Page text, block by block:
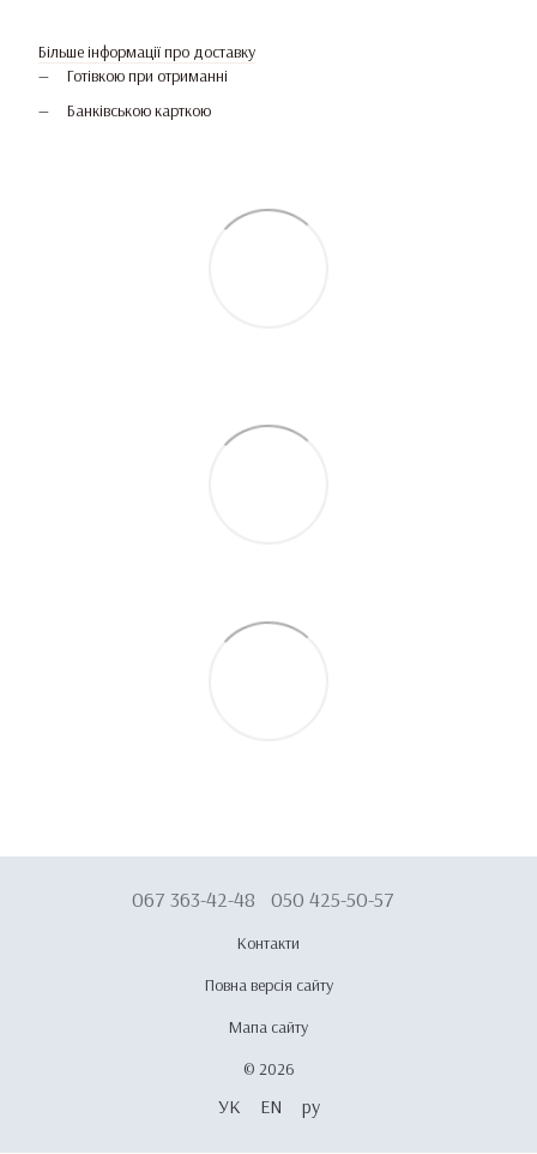
Більше інформації про доставку
Готівкою при отриманні
Банківською карткою
067 363-42-48 050 425-50-57
Контакти
Повна версія сайту
Мапа сайту
© 2026
УК EN ру